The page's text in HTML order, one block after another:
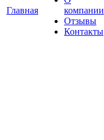
Главная
компании
Отзывы
Контакты